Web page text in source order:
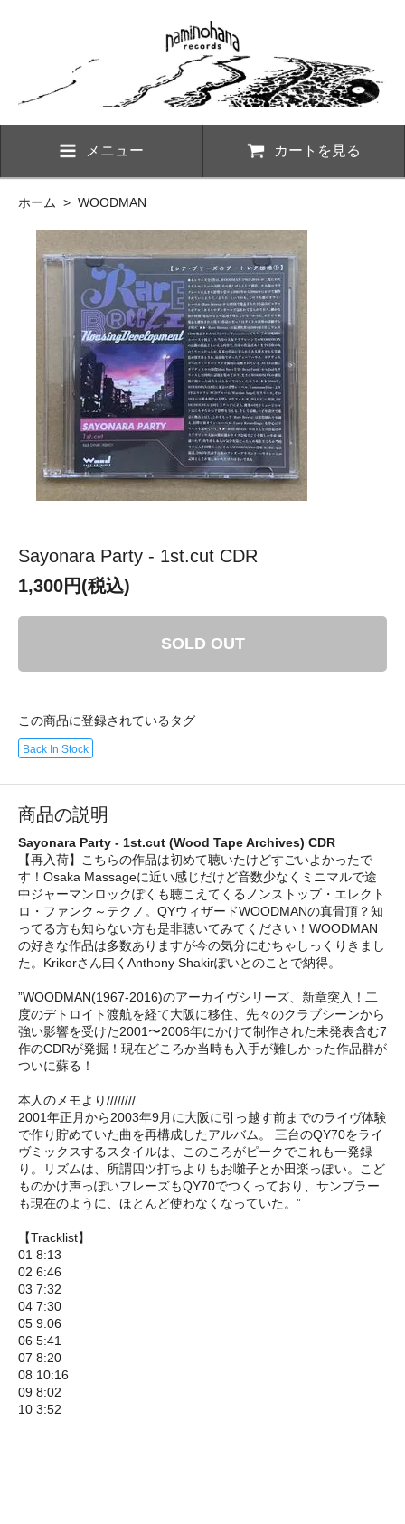
メニュー カートを見る
ホーム > WOODMAN
Sayonara Party - 1st​.​cut CDR
1,300円(税込)
SOLD OUT
この商品に登録されているタグ
Back In Stock
商品の説明
Sayonara Party - 1st​.​cut (Wood Tape Archives) CDR
【再入荷】こちらの作品は初めて聴いたけどすごいよかったで
す！Osaka Massageに近い感じだけど音数少なくミニマルで途
中ジャーマンロックぽくも聴こえてくるノンストップ・エレクト
ロ・ファンク～テクノ。 QYウィザードWOODMANの真骨頂？知
ってる方も知らない方も是非聴いてみてください！WOODMAN
の好きな作品は多数ありますが今の気分にむちゃしっくりきまし
た。Krikorさん曰くAnthony Shakirぽいとのことで納得。
”WOODMAN(1967-2016)のアーカイヴシリーズ、新章突入！二
度のデトロイト渡航を経て大阪に移住、先々のクラブシーンから
強い影響を受けた2001〜2006年にかけて制作された未発表含む7
作のCDRが発掘！現在どころか当時も入手が難しかった作品群が
ついに蘇る！
本人のメモより////////
2001年正月から2003年9月に大阪に引っ越す前までのライヴ体験
で作り貯めていた曲を再構成したアルバム。 三台のQY70をライ
ヴミックスするスタイルは、このころがピークでこれも一発録
り。リズムは、所謂四ツ打ちよりもお囃子とか田楽っぽい。こど
ものかけ声っぽいフレーズもQY70でつくっており、サンプラー
も現在のように、ほとんど使わなくなっていた。”
【Tracklist】
01 8:13
02 6:46
03 7:32
04 7:30
05 9:06
06 5:41
07 8:20
08 10:16
09 8:02
10 3:52